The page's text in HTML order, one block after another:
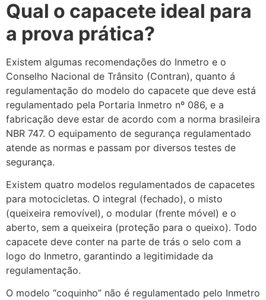
Qual o capacete ideal para
a prova prática?
Existem algumas recomendações do Inmetro e o
Conselho Nacional de Trânsito (Contran), quanto á
regulamentação do modelo do capacete que deve está
regulamentado pela Portaria Inmetro nº 086, e a
fabricação deve estar de acordo com a norma brasileira
NBR 747. O equipamento de segurança regulamentado
atende as normas e passam por diversos testes de
segurança.
Existem quatro modelos regulamentados de capacetes
para motocicletas. O integral (fechado), o misto
(queixeira removível), o modular (frente móvel) e o
aberto, sem a queixeira (proteção para o queixo). Todo
capacete deve conter na parte de trás o selo com a
logo do Inmetro, garantindo a legitimidade da
regulamentação.
O modelo “coquinho” não é regulamentado pelo Inmetro